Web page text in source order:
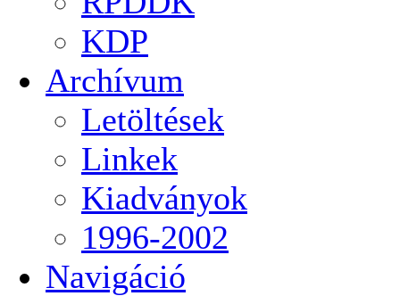
KDP
Archívum
Letöltések
Linkek
Kiadványok
1996-2002
Navigáció